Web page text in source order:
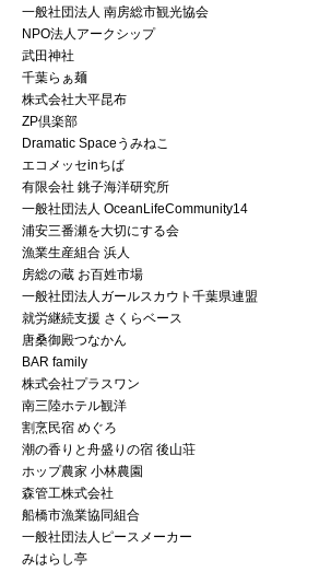
一般社団法人 南房総市観光協会
NPO法人アークシップ
武田神社
千葉らぁ麺
株式会社大平昆布
ZP倶楽部
Dramatic Spaceうみねこ
エコメッセinちば
有限会社 銚子海洋研究所
一般社団法人 OceanLifeCommunity14
浦安三番瀬を大切にする会
漁業生産組合 浜人
房総の蔵 お百姓市場
一般社団法人ガールスカウト千葉県連盟
就労継続支援 さくらベース
唐桑御殿つなかん
BAR family
株式会社プラスワン
南三陸ホテル観洋
割烹民宿 めぐろ
潮の香りと舟盛りの宿 後山荘
ホップ農家 小林農園
森管工株式会社
船橋市漁業協同組合
一般社団法人ピースメーカー
みはらし亭